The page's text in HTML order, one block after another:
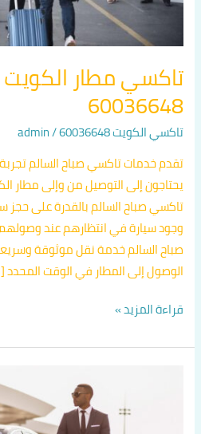
تاكسي مطار الكويت
60036648
تاكسي الكويت 60036648 /
admin
تقدم خدمات تاكسي صباح السالم
يحتاجون إلى التوصيل من وإلى مطار
تاكسي صباح السالم بالقدرة على
وجود سيارة في انتظارهم عند
صباح السالم خدمة نقل موثوقة
الوصول إلى المطار في الوقت
قراءة المزيد »